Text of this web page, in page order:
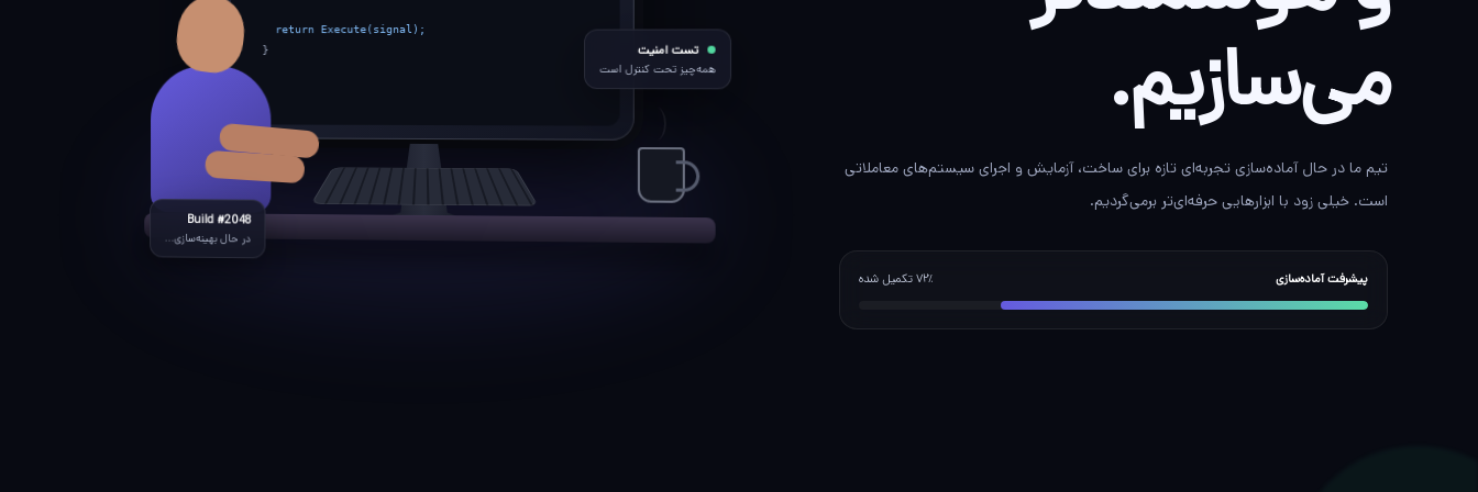
می‌سازیم.
تیم ما در حال آماده‌سازی تجربه‌ای تازه برای ساخت، آزمایش و اجرای سیستم‌های معاملاتی
است. خیلی زود با ابزارهایی حرفه‌ای‌تر برمی‌گردیم.
پیشرفت آماده‌سازی ۷۲٪ تکمیل شده
return Execute(signal);
} تست امنیت
همه‌چیز تحت کنترل است
Build #2048
در حال بهینه‌سازی...